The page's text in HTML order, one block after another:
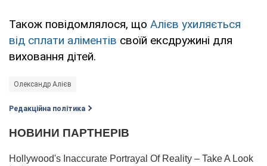
Також повідомлялося, що Алієв ухиляється
від сплати аліментів своїй ексдружині для
виховання дітей.
Олександр Алієв
Редакційна політика